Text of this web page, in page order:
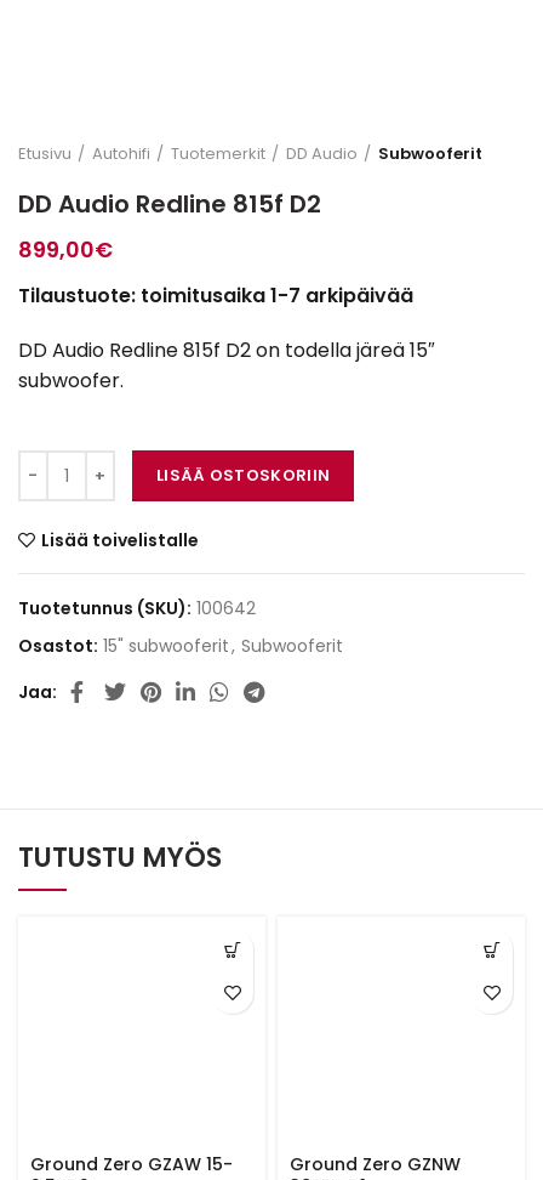
Etusivu Autohifi Tuotemerkit DD Audio Subwooferit
DD Audio Redline 815f D2
899,00€
Tilaustuote: toimitusaika 1-7 arkipäivää
DD Audio Redline 815f D2 on todella järeä 15″
subwoofer.
DD Audio Redline 815f D2 määrä
LISÄÄ OSTOSKORIIN
Lisää toivelistalle
Tuotetunnus (SKU): 100642
Osastot: 15" subwooferit, Subwooferit
Jaa
TUTUSTU MYÖS
Ground Zero GZAW 15-
Ground Zero GZNW